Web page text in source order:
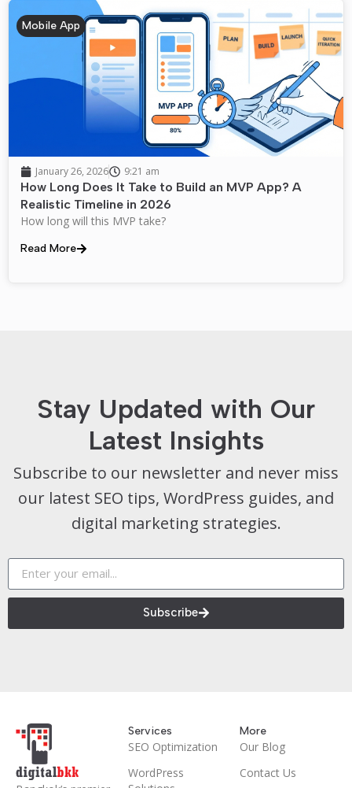
Mobile App
January 26, 2026 9:21 am
How Long Does It Take to Build an MVP App? A
Realistic Timeline in 2026
How long will this MVP take?
Read More
Stay Updated with Our
Latest Insights
Subscribe to our newsletter and never miss
our latest SEO tips, WordPress guides, and
digital marketing strategies.
Subscribe
Services
SEO Optimization
WordPress
More
Our Blog
Contact Us